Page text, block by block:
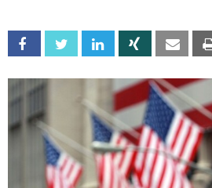
Facebook Twitter Linkedin Xing Email